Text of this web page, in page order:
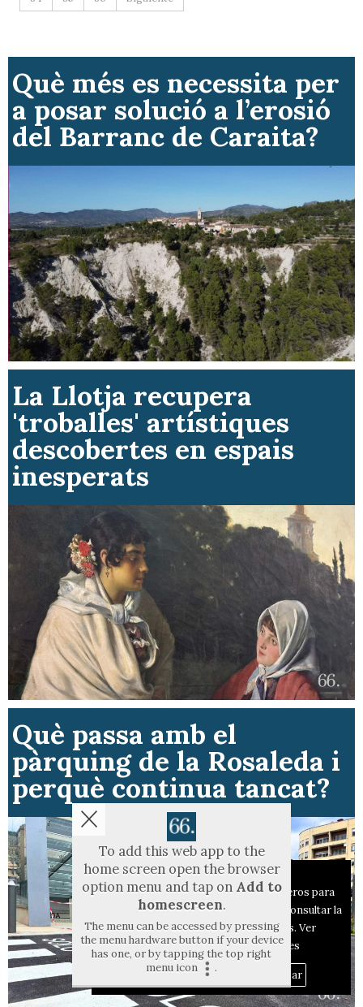
Què més es necessita per
a posar solució a l’erosió
del Barranc de Caraita?
La Llotja recupera
'troballes' artístiques
descobertes en espais
inesperats
Què passa amb el
pàrquing de la Rosaleda i
perquè continua tancat?
To add this web app to the
home screen open the browser
option menu and tap on Add to
homescreen.
The menu can be accessed by pressing
the menu hardware button if your device
has one, or by tapping the top right
menu icon
.
Aviso sobre el Uso de cookies:
Utilizamos cookies nuestras y de terceros para
el funcionamiento del digital. Puedes consultar la
lista de cookies y como desconectarlas. Ver
nuestra Política de Privacidad y Cookies
Aceptar Cookies Personalizar